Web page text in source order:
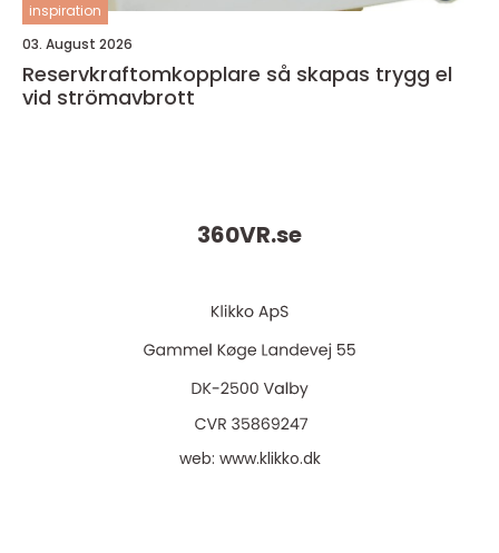
inspiration
03. August 2026
Reservkraftomkopplare så skapas trygg el
vid strömavbrott
360VR.se
web: www.klikko.dk